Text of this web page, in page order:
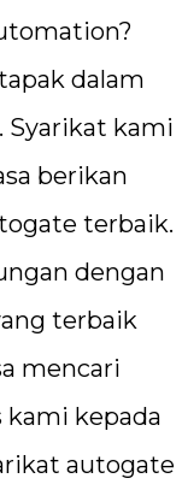
dalam
Syarikat kami
berikan
terbaik.
dengan
terbaik
mencari
kami kepada
autogate